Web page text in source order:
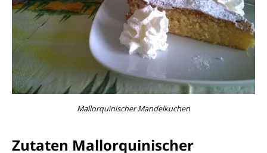
Mallorquinischer Mandelkuchen
Zutaten Mallorquinischer